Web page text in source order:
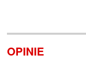
OPINIE